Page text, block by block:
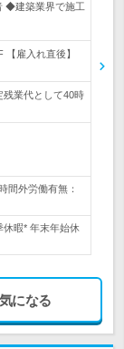
◆建築業界で施工
雇入れ直後】
残業代として40時
間外労働有無：
休暇* 年末年始休
気になる